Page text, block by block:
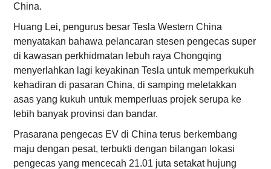
China.
Huang Lei, pengurus besar Tesla Western China
menyatakan bahawa pelancaran stesen pengecas super
di kawasan perkhidmatan lebuh raya Chongqing
menyerlahkan lagi keyakinan Tesla untuk memperkukuh
kehadiran di pasaran China, di samping meletakkan
asas yang kukuh untuk memperluas projek serupa ke
lebih banyak provinsi dan bandar.
Prasarana pengecas EV di China terus berkembang
maju dengan pesat, terbukti dengan bilangan lokasi
pengecas yang mencecah 21.01 juta setakat hujung